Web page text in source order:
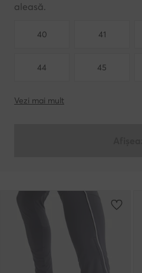
aleasă.
40 41
44 45
Vezi mai mult